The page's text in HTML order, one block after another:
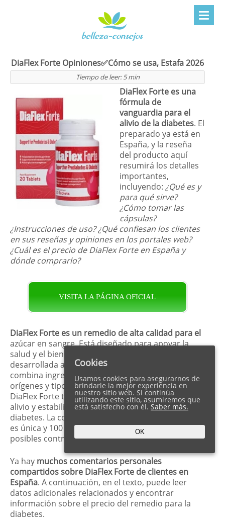
DiaFlex Forte Opiniones✅Cómo se usa, Estafa 2026
Tiempo de leer:5 min
DiaFlex Forte es una
fórmula de
vanguardia para el
alivio de la diabetes. El
preparado ya está en
España, y la reseña
del producto aquí
resumirá los detalles
importantes,
incluyendo: ¿Qué es y
para qué sirve?
¿Cómo tomar las
cápsulas?
¿Instrucciones de uso? ¿Qué confiesan los clientes
en sus reseñas y opiniones en los portales web?
¿Cuál es el precio de DiaFlex Forte en España y
dónde comprarlo?
VISITA LA PÁGINA OFICIAL
DiaFlex Forte es un remedio de alta calidad para el
azúcar en sangre. Está diseñado para apoyar la
salud y el bienestar general. Su fórmula única,
desarrollada a través de una extensa investigación,
combina ingredientes naturales de diversos
orígenes y tipos. Disponible en forma de cápsulas,
DiaFlex Forte tiene como objetivo proporcionar
alivio y estabilizar la condición de quienes padecen
diabetes. La composición exclusiva del preparado
es única y 100 % orgánica, lo que lo hace libre de
posibles contraindicaciones.
Ya hay muchos comentarios personales
compartidos sobre DiaFlex Forte de clientes en
España. A continuación, en el texto, puede leer
datos adicionales relacionados y encontrar
información sobre el precio del remedio para la
diabetes.
Cookies
Usamos cookies para asegurarnos de
brindarle la mejor experiencia en
nuestro sitio web. Si continúa
utilizando este sitio, asumiremos que
está satisfecho con él. Saber más.
OK